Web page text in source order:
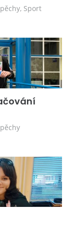
, Sport